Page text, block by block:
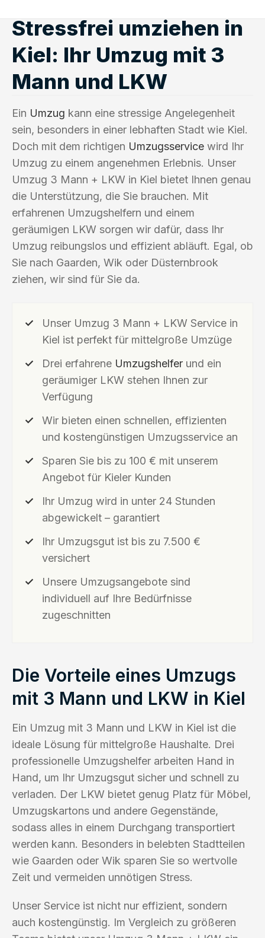
Stressfrei umziehen in
Kiel: Ihr Umzug mit 3
Mann und LKW
Ein Umzug kann eine stressige Angelegenheit
sein, besonders in einer lebhaften Stadt wie Kiel.
Doch mit dem richtigen Umzugsservice wird Ihr
Umzug zu einem angenehmen Erlebnis. Unser
Umzug 3 Mann + LKW in Kiel bietet Ihnen genau
die Unterstützung, die Sie brauchen. Mit
erfahrenen Umzugshelfern und einem
geräumigen LKW sorgen wir dafür, dass Ihr
Umzug reibungslos und effizient abläuft. Egal, ob
Sie nach Gaarden, Wik oder Düsternbrook
ziehen, wir sind für Sie da.
Unser Umzug 3 Mann + LKW Service in
Kiel ist perfekt für mittelgroße Umzüge
Drei erfahrene Umzugshelfer und ein
geräumiger LKW stehen Ihnen zur
Verfügung
Wir bieten einen schnellen, effizienten
und kostengünstigen Umzugsservice an
Sparen Sie bis zu 100 € mit unserem
Angebot für Kieler Kunden
Ihr Umzug wird in unter 24 Stunden
abgewickelt – garantiert
Ihr Umzugsgut ist bis zu 7.500 €
versichert
Unsere Umzugsangebote sind
individuell auf Ihre Bedürfnisse
zugeschnitten
Die Vorteile eines Umzugs
mit 3 Mann und LKW in Kiel
Ein Umzug mit 3 Mann und LKW in Kiel ist die
ideale Lösung für mittelgroße Haushalte. Drei
professionelle Umzugshelfer arbeiten Hand in
Hand, um Ihr Umzugsgut sicher und schnell zu
verladen. Der LKW bietet genug Platz für Möbel,
Umzugskartons und andere Gegenstände,
sodass alles in einem Durchgang transportiert
werden kann. Besonders in belebten Stadtteilen
wie Gaarden oder Wik sparen Sie so wertvolle
Zeit und vermeiden unnötigen Stress.
Unser Service ist nicht nur effizient, sondern
auch kostengünstig. Im Vergleich zu größeren